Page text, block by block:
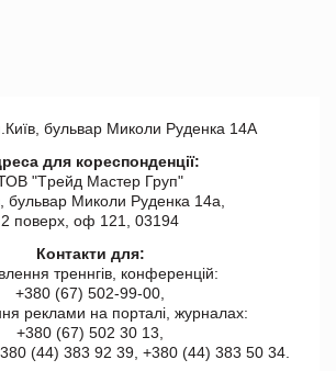
бульвар Миколи Руденка 14А
для кореспонденції:
"Tрейд Мастер Груп"
бульвар Миколи Руденка 14а,
2 поверх, оф 121, 03194
Контакти для:
треннгів, конференцій:
+380 (67) 502-99-00,
реклами на порталі, журналах:
+380 (67) 502 30 13,
(44) 383 92 39, +380 (44) 383 50 34.